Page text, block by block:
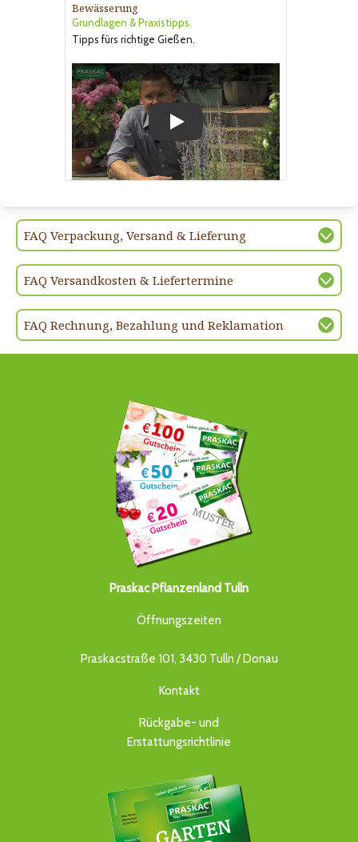
Bewässerung
Grundlagen & Praxistipps.
Tipps fürs richtige Gießen.
FAQ Verpackung, Versand & Lieferung
FAQ Versandkosten & Liefertermine
FAQ Rechnung, Bezahlung und Reklamation
Praskac Pflanzenland Tulln
Öffnungszeiten
Praskacstraße 101, 3430 Tulln / Donau
Kontakt
Rückgabe- und
Erstattungsrichtlinie